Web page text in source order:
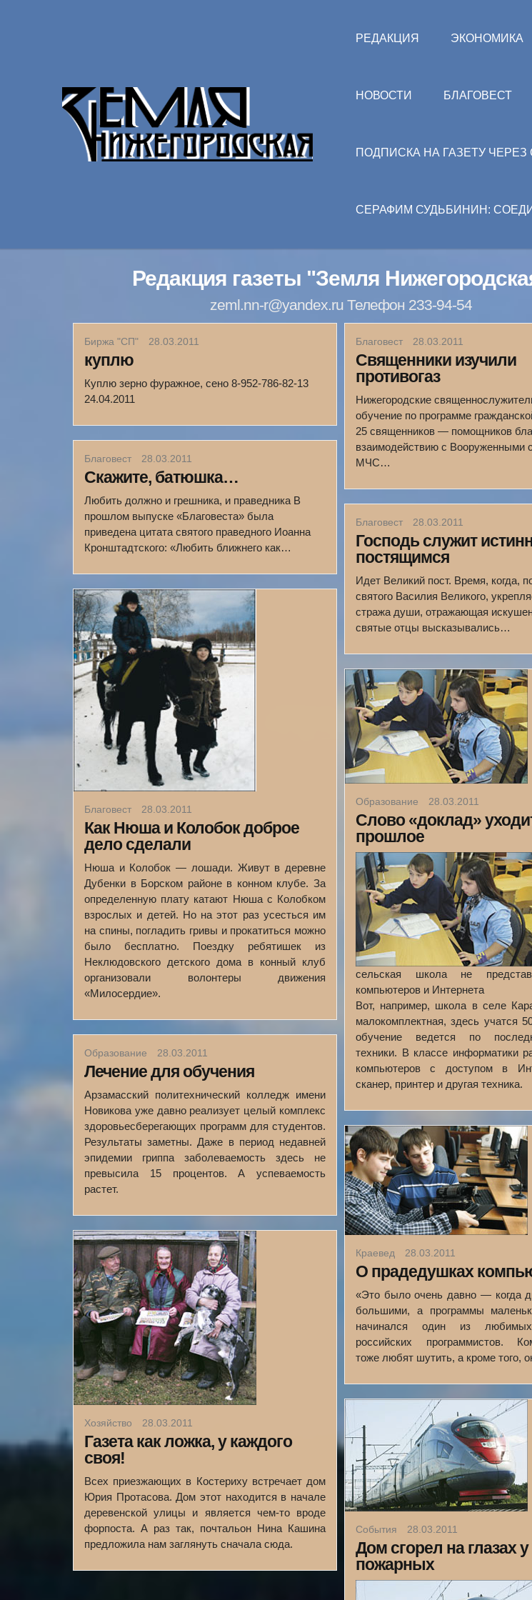
РЕДАКЦИЯ ЭКОНОМИКА
НОВОСТИ БЛАГОВЕСТ
ПОДПИСКА НА ГАЗЕТУ
СЕРАФИМ СУДЬБИНИН:
Редакция газеты "Земля
zeml.nn-r@yandex.ru Телефон 233-94-54
Биржа "СП" 28.03.2011
куплю
Куплю зерно фуражное, сено 8-952-786-82-13
24.04.2011
Благовест 28.03.2011
Скажите, батюшка…
Любить должно и грешника, и праведника В
прошлом выпуске «Благовеста» была
приведена цитата святого праведного Иоанна
Кронштадтского: «Любить ближнего как…
Благовест 28.03.2011
Как Нюша и Колобок доброе
дело сделали
Нюша и Колобок — лошади. Живут в деревне
Дубенки в Борском районе в конном клубе. За
определенную плату катают Нюша с Колобком
взрослых и детей. Но на этот раз усесться им
на спины, погладить гривы и прокатиться можно
было бесплатно. Поездку ребятишек из
Неклюдовского детского дома в конный клуб
организовали волонтеры движения
«Милосердие».
Образование 28.03.2011
Лечение для обучения
Арзамасский политехнический колледж имени
Новикова уже давно реализует целый комплекс
здоровьесберегающих программ для студентов.
Результаты заметны. Даже в период недавней
эпидемии гриппа заболеваемость здесь не
превысила 15 процентов. А успеваемость
растет.
Хозяйство 28.03.2011
Газета как ложка, у каждого
своя!
Всех приезжающих в Костериху встречает дом
Юрия Протасова. Дом этот находится в начале
деревенской улицы и является чем-то вроде
форпоста. А раз так, почтальон Нина Кашина
предложила нам заглянуть сначала сюда.
Благовест 28.03.2011
Священники изучили
противогаз
Нижегородские
обучение по программе
25 священников — помощников
взаимодействию с Вооруженными
МЧС…
Благовест 28.03.2011
Господь служит
постящимся
Идет Великий пост. Время, когда,
святого Василия Великого,
стража души, отражающая
святые отцы высказывались…
Образование 28.03.2011
Слово «доклад»
прошлое
сельская школа не
компьютеров и Интернета
Вот, например, школа в селе
малокомплектная, здесь учатся
обучение ведется по
техники. В классе информатики
компьютеров с доступом в
сканер, принтер и другая техника.
Краевед 28.03.2011
О прадедушках
«Это было очень давно — когда
большими, а программы
начинался один из любимых
российских программистов.
тоже любят шутить, а кроме того,
События 28.03.2011
Дом сгорел на глазах у
пожарных